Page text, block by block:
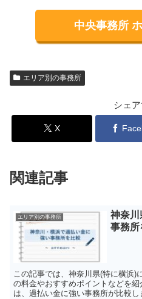
中央事務所
エリア別の事務所
シェ
X
関連記事
エリア別の事務所
神奈川
事務所
この記事では、神奈川県(特に横浜)
の料金やおすすめポイントなどを
は、過払い金に強い事務所が比較